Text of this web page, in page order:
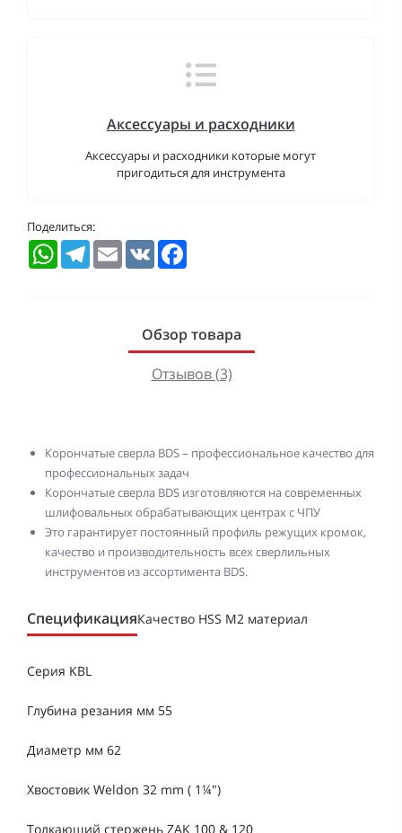
Аксессуары и расходники
Аксессуары и расходники которые могут
пригодиться для инструмента
Поделиться:
WhatsAppTelegramEmail VK
Обзор товара
Отзывов (3)
Корончатые сверла BDS – профессиональное качество для
профессиональных задач
Корончатые сверла BDS изготовляются на современных
шлифовальных обрабатывающих центрах с ЧПУ
Это гарантирует постоянный профиль режущих кромок,
качество и производительность всех сверлильных
инструментов из ассортимента BDS.
СпецификацияКачество HSS M2 материал
Серия KBL
Глубина резания мм 55
Диаметр мм 62
Хвостовик Weldon 32 mm ( 1¼")
Толкающий стержень ZAK 100 & 120